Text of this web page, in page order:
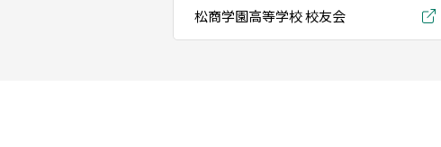
松商学園高等学校 校友会